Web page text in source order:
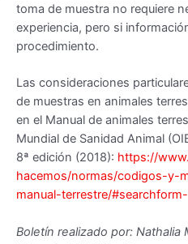
toma de muestra no requiere
experiencia, pero si
procedimiento.
Las consideraciones
de muestras en animales
en el Manual de animales
Mundial de Sanidad Animal
8ª edición (2018): https://
hacemos/normas/codigos-y-
manual-terrestre/
Boletín realizado por: Nathalia